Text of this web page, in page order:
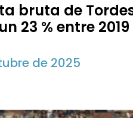
bruta de
23 % entre
de 2025